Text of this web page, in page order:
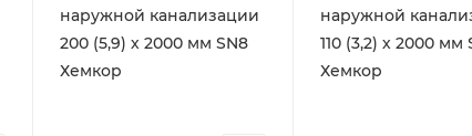
наружной канализации
200 (5,9) х 2000 мм SN8
Хемкор
наружной
110 (3,2) х 2000 мм
Хемкор